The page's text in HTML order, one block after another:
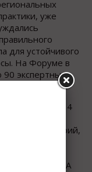
уже
для устойчивого
На Форуме в
экспертных
4
территорий,
проектов «ЭРА